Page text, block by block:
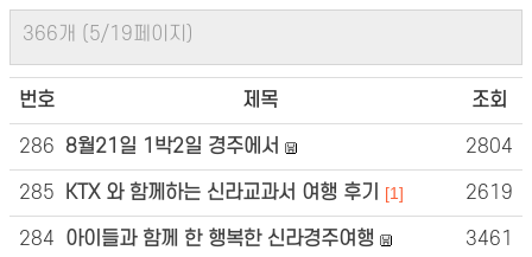
366개 (5/19페이지)
번호 제목 조회
286 8월21일 1박2일 경주에서 2804
285 KTX 와 함께하는 신라교과서 여행 후기 [1] 2619
284 아이들과 함께 한 행복한 신라경주여행 3461